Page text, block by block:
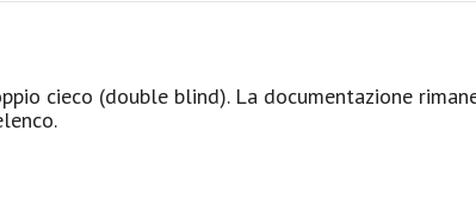
cieco (double blind). La documentazione